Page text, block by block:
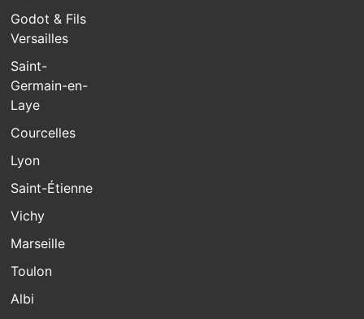
Godot & Fils
Versailles
Saint-
Germain-en-
Laye
Courcelles
Lyon
Saint-Étienne
Vichy
Marseille
Toulon
Albi